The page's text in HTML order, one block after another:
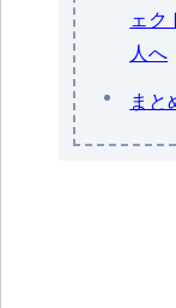
ェク
人へ
まと